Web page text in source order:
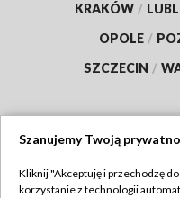
KRAKÓW /
OPOLE /
SZCZECIN /
Szanujemy Twoją
Kliknij "Akceptuję i przechodzę
korzystanie z technologii